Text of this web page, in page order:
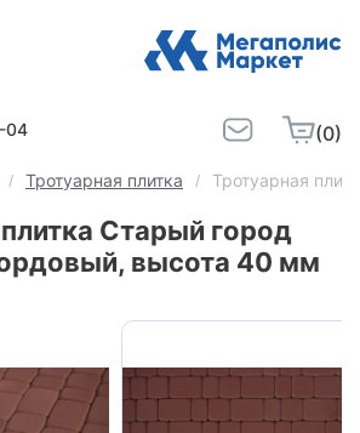
04 (0)
Тротуарная плитка Тротуарная
Старый город
высота 40 мм